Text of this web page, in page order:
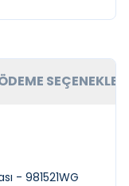
- 981521WG